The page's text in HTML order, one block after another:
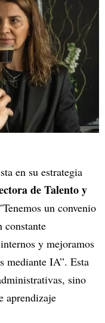
en su estrategia
de Talento y
un convenio
constante
y mejoramos
mediante IA”. Esta
sino
aprendizaje